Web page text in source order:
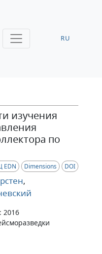
RU
изучения
по
EDN Dimensions DOI
,
2016